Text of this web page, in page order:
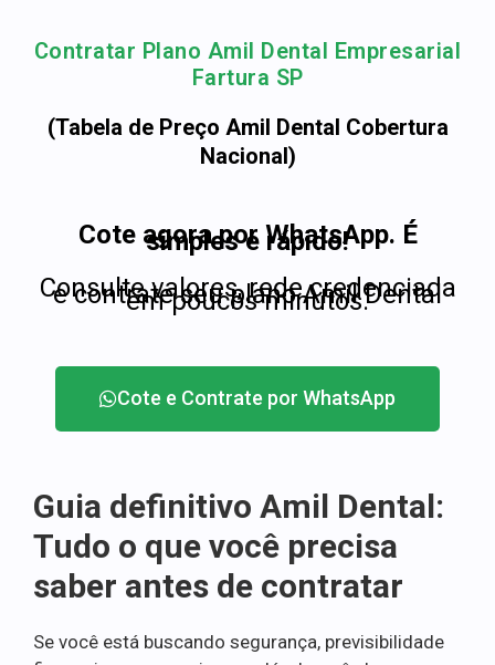
Contratar Plano Amil Dental Empresarial
Fartura SP
(Tabela de Preço Amil Dental Cobertura
Nacional)
Cote agora por WhatsApp. É
simples e rápido!
Consulte valores, rede credenciada
e contrate seu plano Amil Dental
em poucos minutos.
Cote e Contrate por WhatsApp
Guia definitivo Amil Dental:
Tudo o que você precisa
saber antes de contratar
Se você está buscando segurança, previsibilidade